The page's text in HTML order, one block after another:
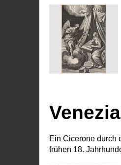
Ein Cicerone durch
frühen 18.